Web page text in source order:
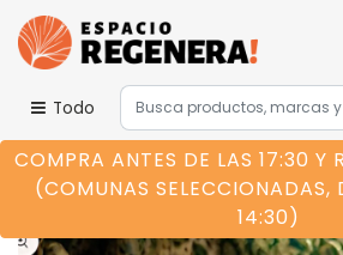
Todo
COMPRA ANTES DE LAS 17:30 Y
(COMUNAS SELECCIONADAS,
14:30)